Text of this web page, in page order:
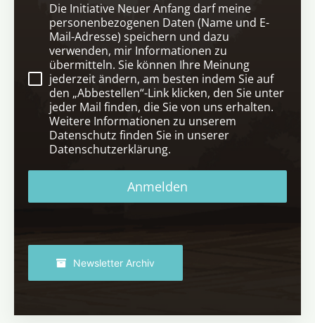
Die Initiative Neuer Anfang darf meine
personenbezogenen Daten (Name und E-
Mail-Adresse) speichern und dazu
verwenden, mir Informationen zu
übermitteln. Sie können Ihre Meinung
jederzeit ändern, am besten indem Sie auf
den „Abbestellen“-Link klicken, den Sie unter
jeder Mail finden, die Sie von uns erhalten.
Weitere Informationen zu unserem
Datenschutz finden Sie in unserer
Datenschutzerklärung.
Anmelden
Newsletter Archiv